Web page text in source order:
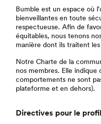
Bumble est un espace où
bienveillantes en toute
respectueuse. Afin de
équitables, nous tenons
manière dont ils traitent
Notre Charte de la
nos membres. Elle
comportements ne sont
plateforme et en dehors).
Directives pour le profil